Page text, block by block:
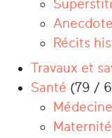
Récits
Travaux et
Santé (79 /
Maternité